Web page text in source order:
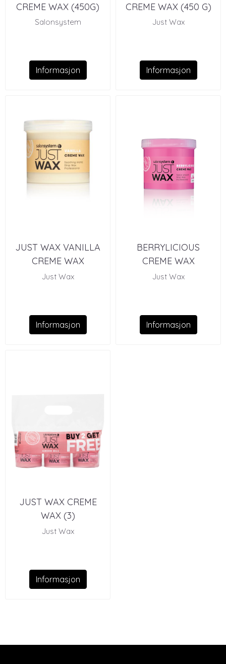
CREME WAX (450G)
Salonsystem
Informasjon
CREME WAX (450 G)
Just Wax
Informasjon
JUST WAX VANILLA
CREME WAX
Just Wax
Informasjon
BERRYLICIOUS
CREME WAX
Just Wax
Informasjon
JUST WAX CREME
WAX (3)
Just Wax
Informasjon